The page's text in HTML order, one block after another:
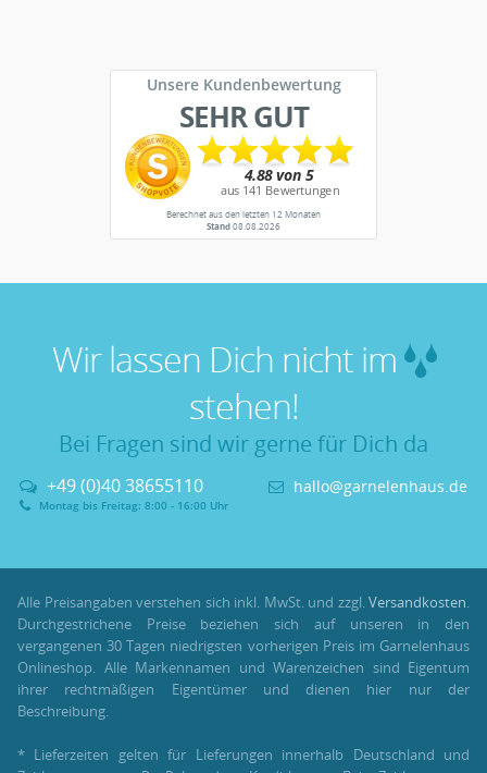
Unsere Kundenbewertung
SEHR GUT
Berechnet aus den letzten 12 Monaten
Stand08.08.2026
Wir lassen Dich nicht im
stehen!
Bei Fragen sind wir gerne für Dich da
+49 (0)40 38655110
Montag bis Freitag: 8:00 - 16:00 Uhr
hallo@garnelenhaus.de
Alle Preisangaben verstehen sich inkl. MwSt. und zzgl.Versandkosten.
Durchgestrichene Preise beziehen sich auf unseren in den
vergangenen 30 Tagen niedrigsten vorherigen Preis im Garnelenhaus
Onlineshop. Alle Markennamen und Warenzeichen sind Eigentum
ihrer rechtmäßigen Eigentümer und dienen hier nur der
Beschreibung.
* Lieferzeiten gelten für Lieferungen innerhalb Deutschland und